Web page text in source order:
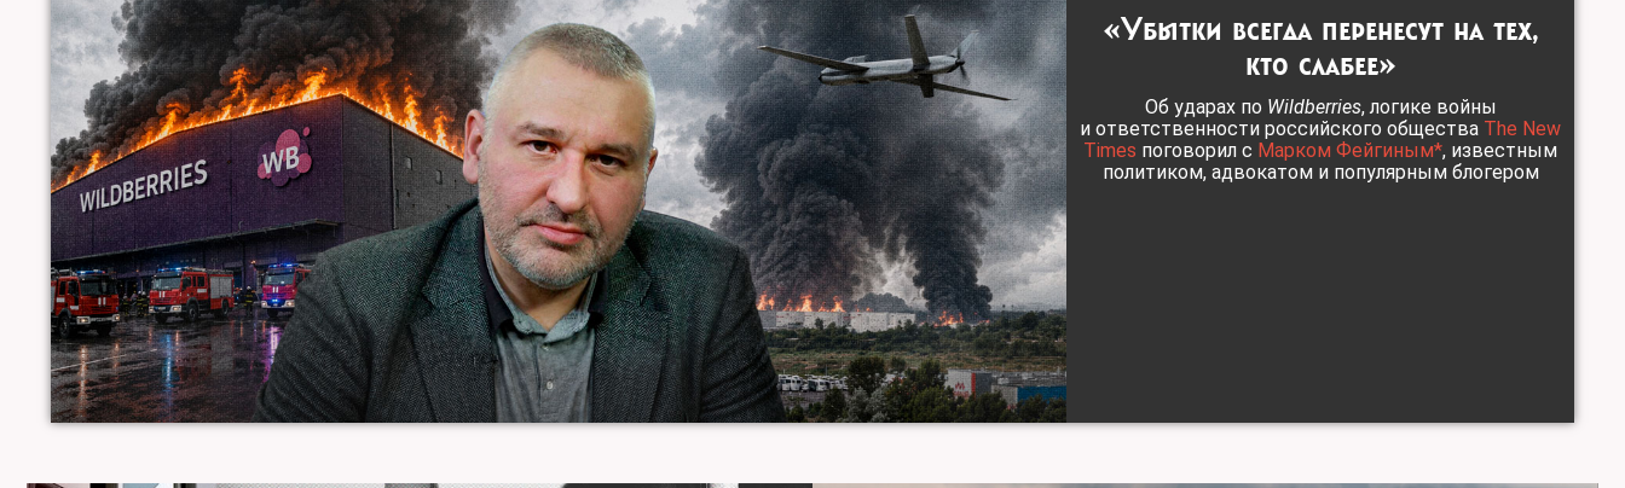
«Убытки всегда перенесут на тех,
кто слабее»
Об ударах по Wildberries, логике войны
и ответственности российского общества The New
Times поговорил с Марком Фейгиным*, известным
политиком, адвокатом и популярным блогером